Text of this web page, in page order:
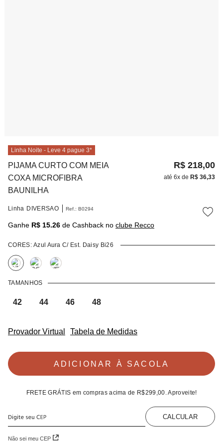
Linha Noite - Leve 4 pague 3*
PIJAMA CURTO COM MEIA
COXA MICROFIBRA
BAUNILHA
R$ 218,00
até 6x de R$ 36,33
Linha DIVERSAO Ref. : B0294
Ganhe R$ 15.26 de Cashback no clube Recco
CORES: Azul Aura C/ Est. Daisy Bi26
TAMANHOS
42 44 46 48
Provador Virtual Tabela de Medidas
ADICIONAR À SACOLA
FRETE GRÁTIS em compras acima de R$299,00. Aproveite!
Não sei meu CEP
CALCULAR